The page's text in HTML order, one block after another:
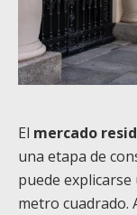
El mercado
una etapa de
puede
metro cuadrado.